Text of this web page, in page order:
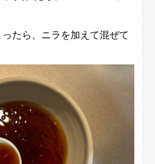
たら、ニラを加えて混ぜて